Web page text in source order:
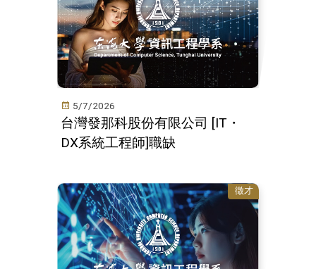
5/7/2026
台灣發那科股份有限公司 [IT・
DX系統工程師]職缺
徵才